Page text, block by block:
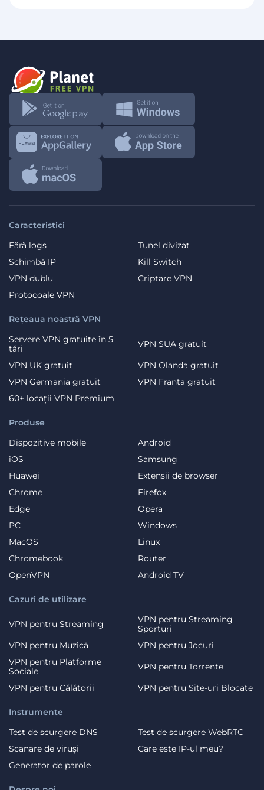
Caracteristici
Fără logs
Tunel divizat
Schimbă IP
Kill Switch
VPN dublu
Criptare VPN
Protocoale VPN
Produse
Dispozitive mobile
Android
iOS
Samsung
Huawei
Extensii de browser
Chrome
Firefox
Edge
Opera
PC
Windows
MacOS
Linux
Chromebook
Router
OpenVPN
Android TV
Cazuri de utilizare
VPN pentru Streaming
VPN pentru Streaming
Sporturi
VPN pentru Muzică
VPN pentru Jocuri
VPN pentru Platforme
Sociale
VPN pentru Torrente
VPN pentru Călătorii
VPN pentru Site-uri Blocate
Rețeaua noastră VPN
Servere VPN gratuite în 5
țări
VPN SUA gratuit
VPN UK gratuit
VPN Olanda gratuit
VPN Germania gratuit
VPN Franța gratuit
60+ locații VPN Premium
Instrumente
Test de scurgere DNS
Test de scurgere WebRTC
Scanare de viruși
Care este IP-ul meu?
Generator de parole